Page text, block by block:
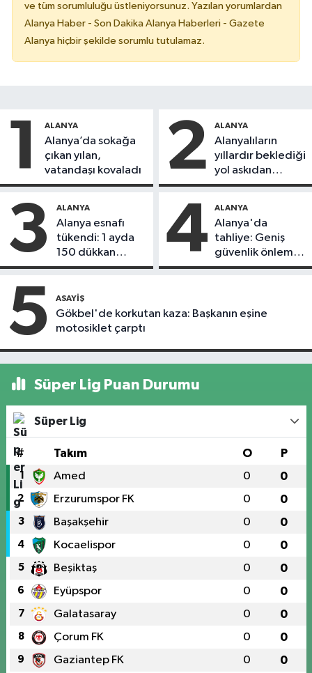
ve tüm sorumluluğu üstleniyorsunuz. Yazılan yorumlardan
Alanya Haber - Son Dakika Alanya Haberleri - Gazete
Alanya hiçbir şekilde sorumlu tutulamaz.
1 ALANYA
Alanya’da sokağa
çıkan yılan,
vatandaşı kovaladı
2 ALANYA
Alanyalıların
yıllardır beklediği
yol askıdan
döndü
3 ALANYA
Alanya esnafı
tükendi: 1 ayda
150 dükkan
kapandı
4 ALANYA
Alanya'da
tahliye: Geniş
güvenlik önlemi
alındı
5 ASAYIŞ
Gökbel'de korkutan kaza: Başkanın eşine
motosiklet çarptı
Süper Lig Puan Durumu
Süper Lig
# Takım O P
1 Amed 0 0
2 Erzurumspor FK 0 0
3 Başakşehir 0 0
4 Kocaelispor 0 0
5 Beşiktaş 0 0
6 Eyüpspor 0 0
7 Galatasaray 0 0
8 Çorum FK 0 0
9 Gaziantep FK 0 0